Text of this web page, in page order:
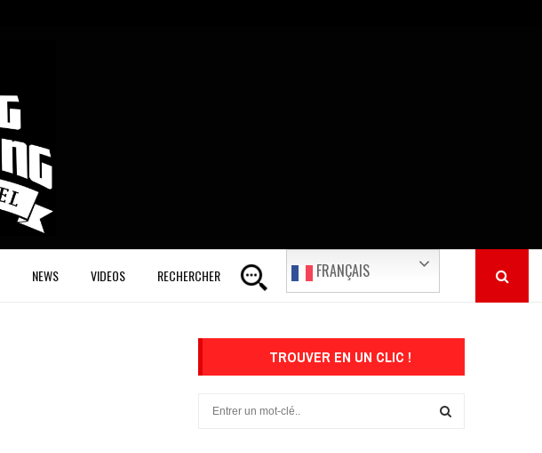
NEWS VIDEOS RECHERCHER FRANÇAIS
TROUVER EN UN CLIC !